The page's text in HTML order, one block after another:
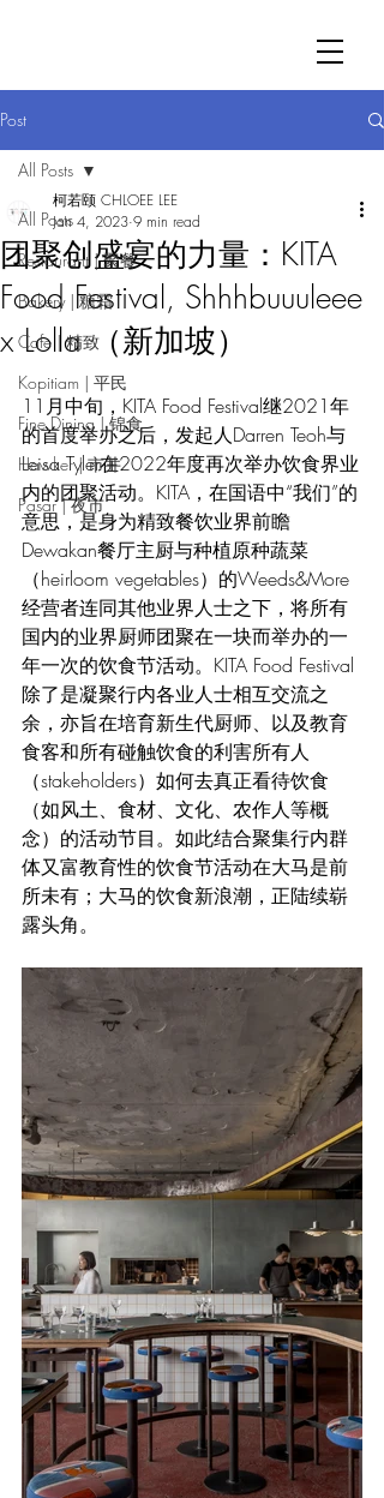
Post
All Posts
Restaurant | 聚餐
Bakery | 糖霜
Cafe | 精致
Kopitiam | 平民
Fine Dining | 锦食
Hawker | 市井
Pasar | 夜市
All Posts
团聚创盛宴的力量：KITA
Food Festival, Shhhbuuuleee
x Lolla （新加坡）
柯若颐 CHLOEE LEE
Jan 4, 2023 9 min read
11月中旬，KITA Food Festival继2021年
的首度举办之后，发起人Darren Teoh与
Leisa Tyler在2022年度再次举办饮食界业
内的团聚活动。KITA，在国语中“我们”的
意思，是身为精致餐饮业界前瞻
Dewakan餐厅主厨与种植原种蔬菜
（heirloom vegetables）的Weeds&More
经营者连同其他业界人士之下，将所有
国内的业界厨师团聚在一块而举办的一
年一次的饮食节活动。KITA Food Festival
除了是凝聚行内各业人士相互交流之
余，亦旨在培育新生代厨师、以及教育
食客和所有碰触饮食的利害所有人
（stakeholders）如何去真正看待饮食
（如风土、食材、文化、农作人等概
念）的活动节目。如此结合聚集行内群
体又富教育性的饮食节活动在大马是前
所未有；大马的饮食新浪潮，正陆续崭
露头角。